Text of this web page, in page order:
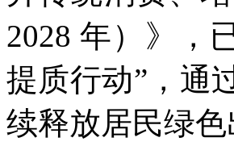
2028 年）》，
提质行动”，通
续释放居民绿